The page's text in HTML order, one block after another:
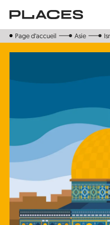
contenu
Page d‘accueil Asie